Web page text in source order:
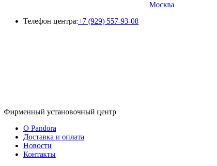
Москва
Телефон центра:+7 (929) 557-93-08
Фирменный установочный центр
O Pandora
Доставка и оплата
Новости
Контакты